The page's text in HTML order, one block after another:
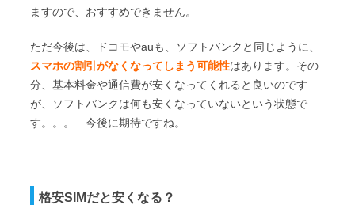
ますので、おすすめできません。
ただ今後は、ドコモやauも、ソフトバンクと同じように、
スマホの割引がなくなってしまう可能性はあります。その
分、基本料金や通信費が安くなってくれると良いのです
が、ソフトバンクは何も安くなっていないという状態で
す。。。 今後に期待ですね。
格安SIMだと安くなる？